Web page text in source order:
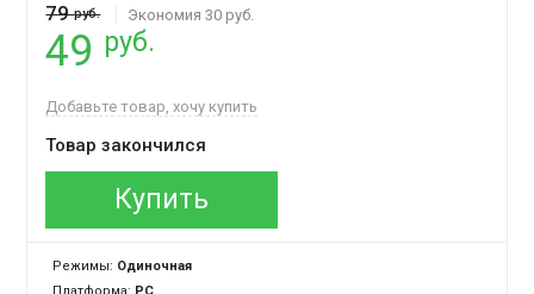
79руб. Экономия 30 руб.
49 руб.
Добавьте товар, хочу купить
Товар закончился
Купить
Режимы: Одиночная